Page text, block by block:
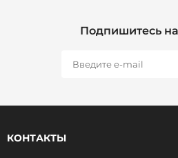
Подпишитесь
КОНТАКТЫ